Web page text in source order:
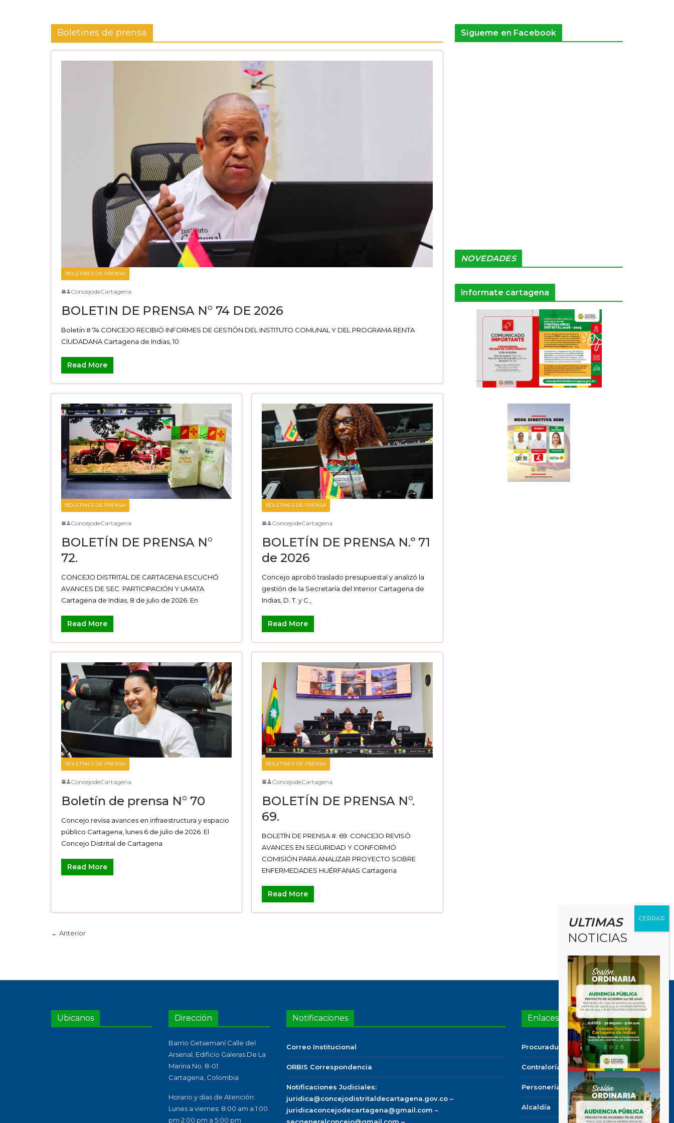
Boletines de prensa
BOLETINES DE PRENSA
ConcejodeCartagena
BOLETIN DE PRENSA N° 74 DE 2026
Boletín # 74 CONCEJO RECIBIÓ INFORMES DE GESTIÓN DEL INSTITUTO COMUNAL Y DEL PROGRAMA RENTA
CIUDADANA Cartagena de Indias, 10
Read More
BOLETINES DE PRENSA
ConcejodeCartagena
BOLETÍN DE PRENSA N°
72.
CONCEJO DISTRITAL DE CARTAGENA ESCUCHÓ
AVANCES DE SEC. PARTICIPACIÓN Y UMATA
Cartagena de Indias, 8 de julio de 2026. En
Read More
BOLETINES DE PRENSA
ConcejodeCartagena
BOLETÍN DE PRENSA N.º 71
de 2026
Concejo aprobó traslado presupuestal y analizó la
gestión de la Secretaría del Interior Cartagena de
Indias, D. T. y C.,
Read More
BOLETINES DE PRENSA
ConcejodeCartagena
Boletín de prensa N° 70
Concejo revisa avances en infraestructura y espacio
público Cartagena, lunes 6 de julio de 2026. El
Concejo Distrital de Cartagena
Read More
BOLETINES DE PRENSA
ConcejodeCartagena
BOLETÍN DE PRENSA N°.
69.
BOLETÍN DE PRENSA #. 69. CONCEJO REVISÓ
AVANCES EN SEGURIDAD Y CONFORMÓ
COMISIÓN PARA ANALIZAR PROYECTO SOBRE
ENFERMEDADES HUÉRFANAS Cartagena
Read More
← Anterior
Sígueme en Facebook
NOVEDADES
informate cartagena
Ubicanos Dirección
Barrio Getsemaní Calle del
Arsenal, Edificio Galeras De La
Marina No. 8-01
Cartagena, Colombia
Horario y días de Atención:
Lunes a viernes: 8:00 am a 1:00
pm 2:00 pm a 5:00 pm
Notificaciones
Correo Institucional
ORBIS Correspondencia
Notificaciones Judiciales:
juridica@concejodistritaldecartagena.gov.co –
juridicaconcejodecartagena@gmail.com –
Enlaces de Interés
Procuraduría
Contraloría
Personería
Alcaldía
ULTIMAS
NOTICIAS